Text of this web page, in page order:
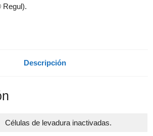
Regul).
Descripción
Células de levadura inactivadas.